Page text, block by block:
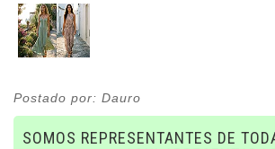
Postado por: Dauro
SOMOS REPRESENTANTES DE